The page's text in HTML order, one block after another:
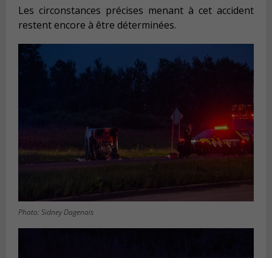
Les circonstances précises menant à cet accident
restent encore à être déterminées.
Photo: Sidney Dagenais